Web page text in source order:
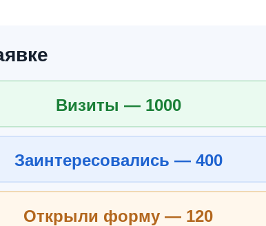
Визиты — 1000
Заинтересовались — 400
Открыли форму — 120